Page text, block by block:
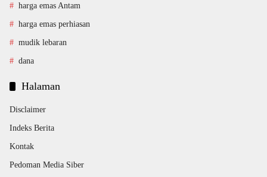
harga emas Antam
harga emas perhiasan
mudik lebaran
dana
Halaman
Disclaimer
Indeks Berita
Kontak
Pedoman Media Siber